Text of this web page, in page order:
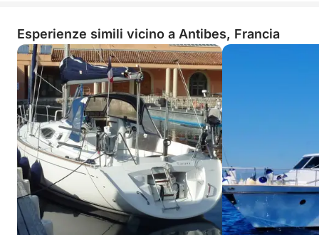
Esperienze simili vicino a Antibes, Francia